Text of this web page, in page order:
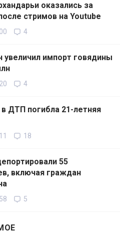
оказались за
стримов на Youtube
4
увеличил импорт говядины
4
ДТП погибла 21-летняя
18
55
включая граждан
5